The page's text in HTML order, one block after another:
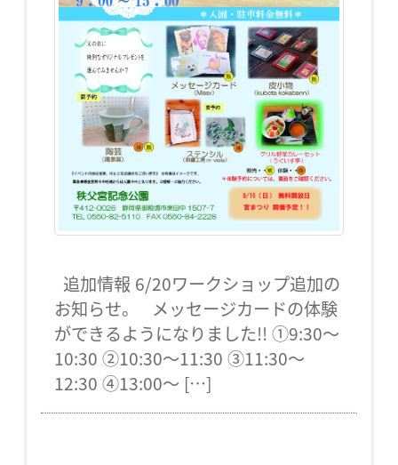
追加情報 6/20ワークショップ追加の
お知らせ。 メッセージカードの体験
ができるようになりました!! ①9:30～
10:30 ②10:30～11:30 ➂11:30～
12:30 ④13:00～ […]